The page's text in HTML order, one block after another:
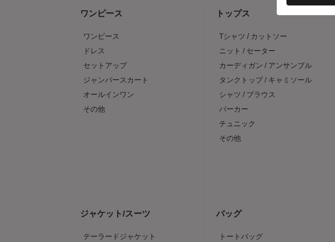
ワンピース
ワンピース
ドレス
セットアップ
ジャンパースカート
オールインワン
その他
トップス
Tシャツ / カットソー
ニット / セーター
カーディガン / アンサンブル
タンクトップ / キャミソール
シャツ / ブラウス
パーカー
チュニック
その他
ジャケット/スーツ
テーラードジャケット
バッグ
トートバッグ